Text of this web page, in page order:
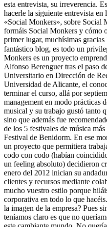
esta entrevista, su irreverencia.
hacerle la siguiente entrevista en
«Social Monkers», sobre
formáis Social Monkers y cómo
primer lugar, muchísimas
fantástico blog, es todo un
Monkers es un proyecto
Alfonso Berenguer tras el paso
Universitario en Dirección de
Universidad de Alicante, el
terminar el curso, allá por
management en modo prácticas
musical y su trabajo gustó tanto
sino que además fue
de los 5 festivales de música
Festival de Benidorm. En ese
un proyecto que permitiera
codo con codo (habían
un feeling absoluto) decidieron
enero del 2012 inician su
clientes y recursos mediante
mucho vuestro estilo porque
corporativa en todo lo que
la imagen de la empresa? Pues
teníamos claro es que no